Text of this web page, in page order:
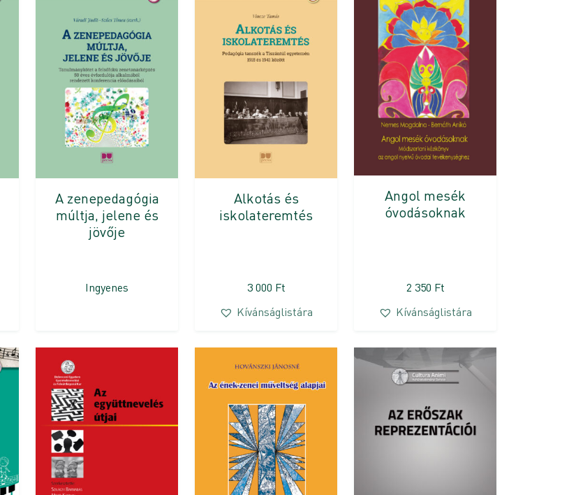
A zenepedagógia
múltja, jelene és
jövője
Ingyenes
Alkotás és
iskolateremtés
3 000 Ft
Kívánságlistára
Angol mesék
óvodásoknak
2 350 Ft
Kívánságlistára